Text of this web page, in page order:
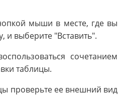
мыши в месте, где вы
и выберите "Вставить".
сочетанием
таблицы.
проверьте ее внешний вид